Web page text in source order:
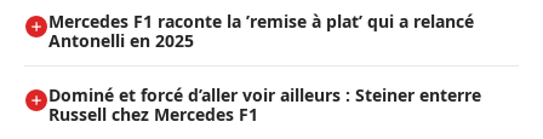
Mercedes F1 raconte la ’remise à plat’ qui a relancé
Antonelli en 2025
Dominé et forcé d’aller voir ailleurs : Steiner enterre
Russell chez Mercedes F1